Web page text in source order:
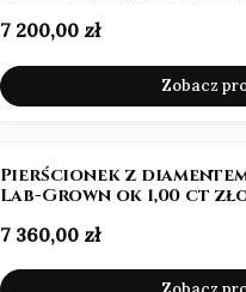
Cena
7 200,00 zł
Zobacz
Pierścionek z
Lab-Grown ok 1,00 ct
Cena
7 360,00 zł